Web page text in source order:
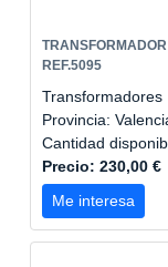
REF.5095
Transformadores
Provincia:
Cantidad
Precio: 230,00 €
Me interesa